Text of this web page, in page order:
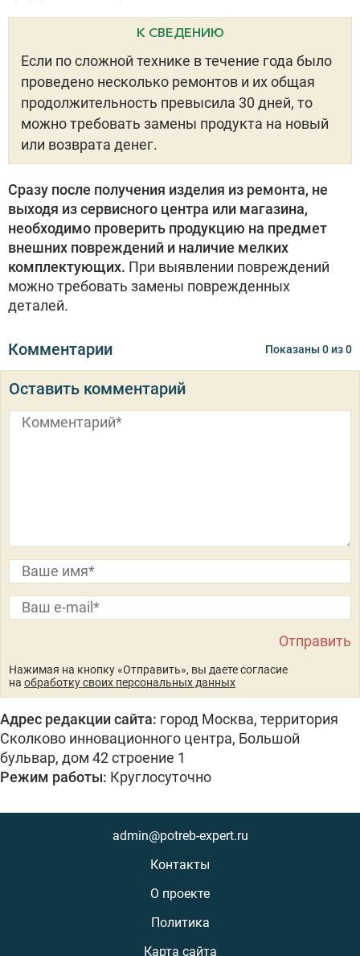
К СВЕДЕНИЮ
Если по сложной технике в течение года было
проведено несколько ремонтов и их общая
продолжительность превысила 30 дней, то
можно требовать замены продукта на новый
или возврата денег.
Сразу после получения изделия из ремонта, не
выходя из сервисного центра или магазина,
необходимо проверить продукцию на предмет
внешних повреждений и наличие мелких
комплектующих. При выявлении повреждений
можно требовать замены поврежденных
деталей.
Комментарии Показаны0 из0
Оставить комментарий
Нажимая на кнопку «Отправить», вы даете согласие
на обработку своих персональных данных
Адрес редакции сайта: город Москва, территория
Сколково инновационного центра, Большой
бульвар, дом 42 строение 1
Режим работы: Круглосуточно
admin@potreb-expert.ru
Контакты
О проекте
Политика
Карта сайта